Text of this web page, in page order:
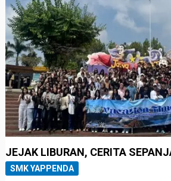
JEJAK LIBURAN, CERITA
SMK YAPPENDA